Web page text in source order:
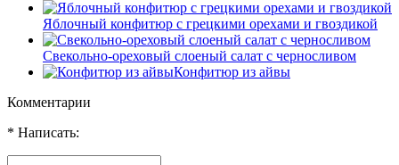
Яблочный конфитюр с грецкими орехами и гвоздикой
Свекольно-ореховый слоеный салат с черносливом
Конфитюр из айвы
Комментарии
* Написать: